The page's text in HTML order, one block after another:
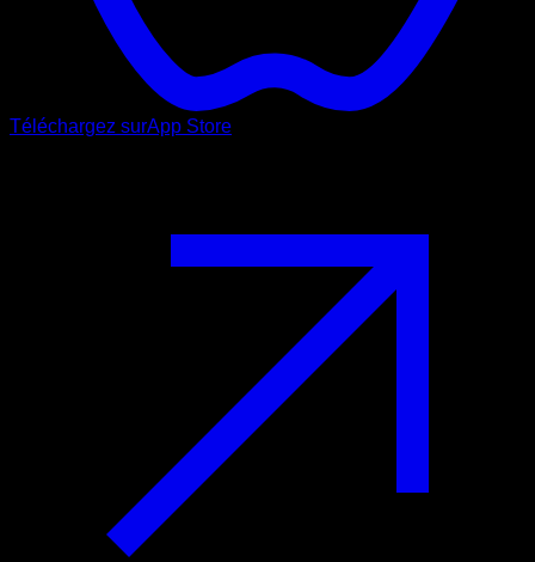
Téléchargez surApp Store